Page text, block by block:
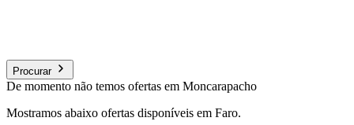
Procurar
De momento não temos ofertas em Moncarapacho
Mostramos abaixo ofertas disponíveis em Faro.